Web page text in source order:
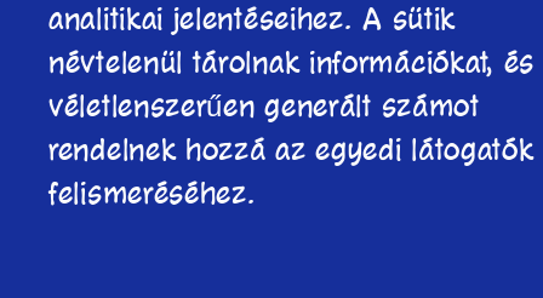
analitikai jelentéseihez. A sütik
névtelenül tárolnak információkat, és
véletlenszerűen generált számot
rendelnek hozzá az egyedi látogatók
felismeréséhez.